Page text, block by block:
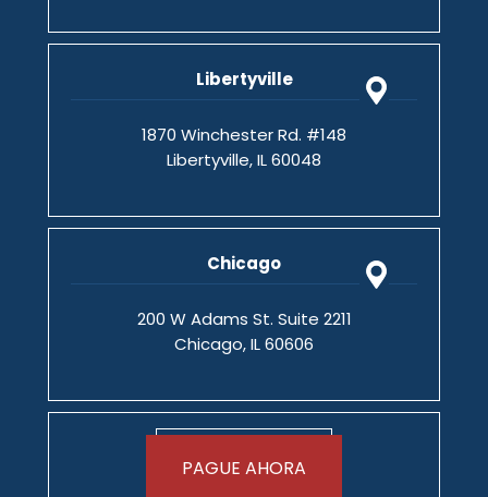
Libertyville
1870 Winchester Rd. #148
Libertyville, IL 60048
Chicago
200 W Adams St. Suite 2211
Chicago, IL 60606
PAGUE AHORA